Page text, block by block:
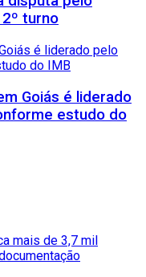
turno
Goiás é liderado
estudo do